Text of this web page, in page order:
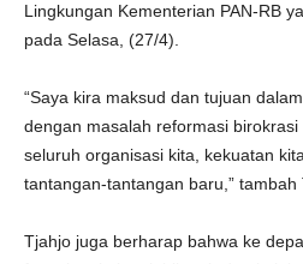
Lingkungan Kementerian PAN-RB
pada Selasa, (27/4).
“Saya kira maksud dan tujuan
dengan masalah reformasi
seluruh organisasi kita, kekuatan
tantangan-tantangan baru,” tambah
Tjahjo juga berharap bahwa ke